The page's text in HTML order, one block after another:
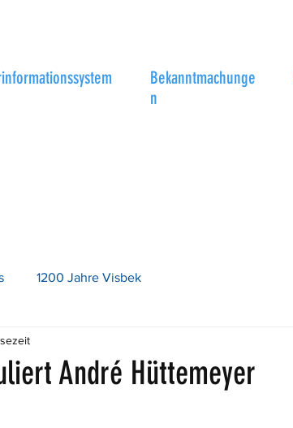
Bekanntmachunge
n
1200 Jahre Visbek
André Hüttemeyer